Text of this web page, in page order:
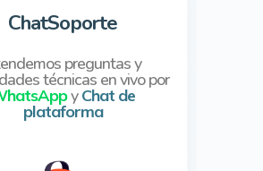
ChatSoporte
preguntasy
técnicas en vivo por
yChat de
plataforma